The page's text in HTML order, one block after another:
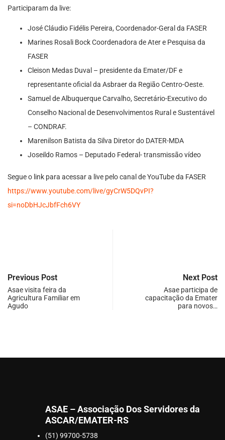
Participaram da live:
José Cláudio Fidélis Pereira, Coordenador-Geral da FASER
Marines Rosali Bock Coordenadora de Ater e Pesquisa da
FASER
Cleison Medas Duval – presidente da Emater/DF e
representante oficial da Asbraer da Região Centro-Oeste.
Samuel de Albuquerque Carvalho, Secretário-Executivo do
Conselho Nacional de Desenvolvimentos Rural e Sustentável
– CONDRAF.
Marenilson Batista da Silva Diretor do DATER-MDA
Joseildo Ramos – Deputado Federal- transmissão vídeo
Segue o link para acessar a live pelo canal de YouTube da FASER
https://www.youtube.com/live/gyCrW5DQvPI?
si=noDbHJcJbfFch6VY
Previous Post
Asae visita feira da
Agricultura Familiar em
Agudo
Next Post
Asae participa de
capacitação da Emater
para novos…
ASAE – Associação Dos Servidores da
ASCAR/EMATER-RS
(51) 99700-5738